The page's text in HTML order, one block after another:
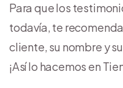
Para que los
todavía, te
cliente, su nombre y
¡Así lo hacemos en